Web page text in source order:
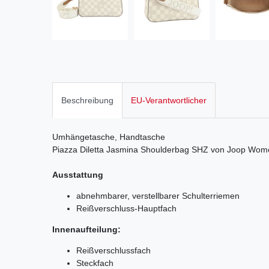
Beschreibung EU-Verantwortlicher
Umhängetasche, Handtasche
Piazza Diletta Jasmina Shoulderbag SHZ von Joop
Ausstattung
abnehmbarer, verstellbarer Schulterriemen
Reißverschluss-Hauptfach
Innenaufteilung:
Reißverschlussfach
Steckfach